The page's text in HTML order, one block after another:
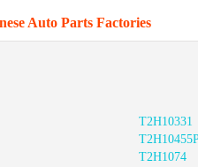
Auto Parts Factories
T2H10331
T2H1074